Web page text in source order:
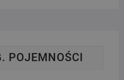
POJEMNOŚCI